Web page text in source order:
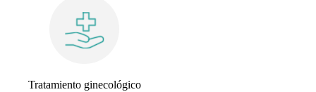
Tratamiento ginecológico